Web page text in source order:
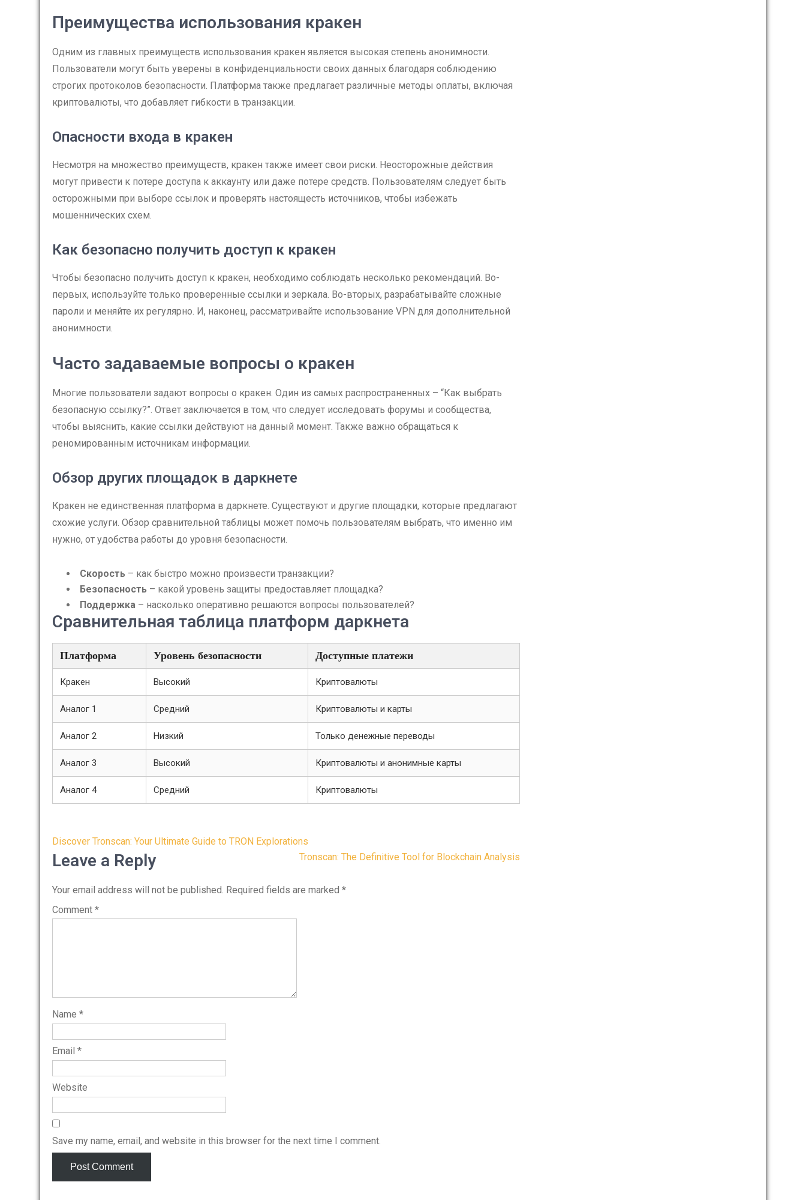
Преимущества использования кракен
Одним из главных преимуществ использования кракен является высокая степень анонимности.
Пользователи могут быть уверены в конфиденциальности своих данных благодаря соблюдению
строгих протоколов безопасности. Платформа также предлагает различные методы оплаты, включая
криптовалюты, что добавляет гибкости в транзакции.
Опасности входа в кракен
Несмотря на множество преимуществ, кракен также имеет свои риски. Неосторожные действия
могут привести к потере доступа к аккаунту или даже потере средств. Пользователям следует быть
осторожными при выборе ссылок и проверять настоящесть источников, чтобы избежать
мошеннических схем.
Как безопасно получить доступ к кракен
Чтобы безопасно получить доступ к кракен, необходимо соблюдать несколько рекомендаций. Во-
первых, используйте только проверенные ссылки и зеркала. Во-вторых, разрабатывайте сложные
пароли и меняйте их регулярно. И, наконец, рассматривайте использование VPN для дополнительной
анонимности.
Часто задаваемые вопросы о кракен
Многие пользователи задают вопросы о кракен. Один из самых распространенных – “Как выбрать
безопасную ссылку?”. Ответ заключается в том, что следует исследовать форумы и сообщества,
чтобы выяснить, какие ссылки действуют на данный момент. Также важно обращаться к
реномированным источникам информации.
Обзор других площадок в даркнете
Кракен не единственная платформа в даркнете. Существуют и другие площадки, которые предлагают
схожие услуги. Обзор сравнительной таблицы может помочь пользователям выбрать, что именно им
нужно, от удобства работы до уровня безопасности.
Скорость – как быстро можно произвести транзакции?
Безопасность – какой уровень защиты предоставляет площадка?
Поддержка – насколько оперативно решаются вопросы пользователей?
Сравнительная таблица платформ даркнета
Платформа Уровень безопасности Доступные платежи
Кракен Высокий Криптовалюты
Аналог 1 Средний Криптовалюты и карты
Аналог 2 Низкий Только денежные переводы
Аналог 3 Высокий Криптовалюты и анонимные карты
Аналог 4 Средний Криптовалюты
Post
navigation
Discover Tronscan: Your Ultimate Guide to TRON Explorations
Tronscan: The Definitive Tool for Blockchain Analysis
Leave a Reply
Your email address will not be published. Required fields are marked *
Comment *
Name *
Email *
Website
Save my name, email, and website in this browser for the next time I comment.